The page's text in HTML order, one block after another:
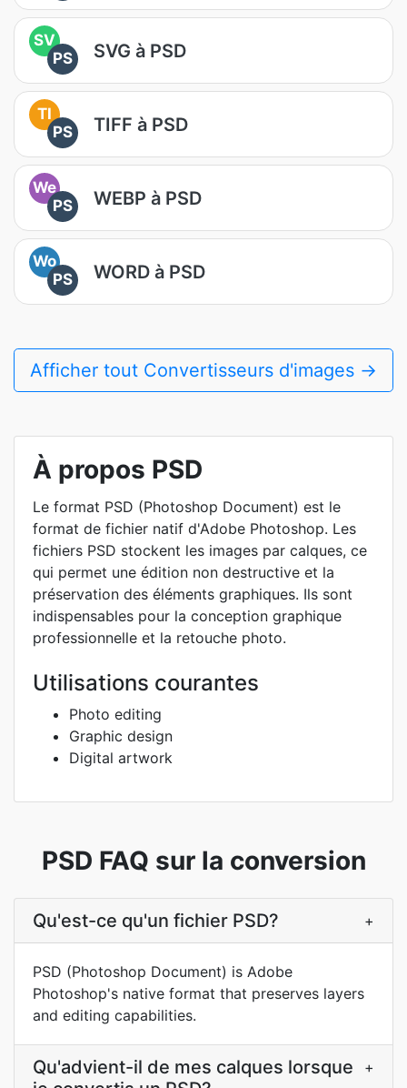
SV
PS
SVG à PSD
TI
PS
TIFF à PSD
We
PS
WEBP à PSD
Wo
PS
WORD à PSD
Afficher tout Convertisseurs d'images →
À propos PSD
Le format PSD (Photoshop Document) est le
format de fichier natif d'Adobe Photoshop. Les
fichiers PSD stockent les images par calques, ce
qui permet une édition non destructive et la
préservation des éléments graphiques. Ils sont
indispensables pour la conception graphique
professionnelle et la retouche photo.
Utilisations courantes
Photo editing
Graphic design
Digital artwork
PSD FAQ sur la conversion
Qu'est-ce qu'un fichier PSD? +
PSD (Photoshop Document) is Adobe
Photoshop's native format that preserves layers
and editing capabilities.
Qu'advient-il de mes calques lorsque
+